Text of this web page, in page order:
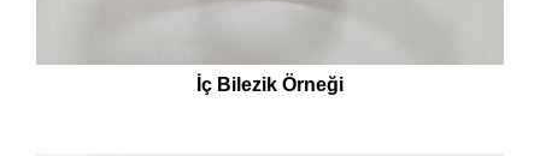
İç Bilezik Örneği